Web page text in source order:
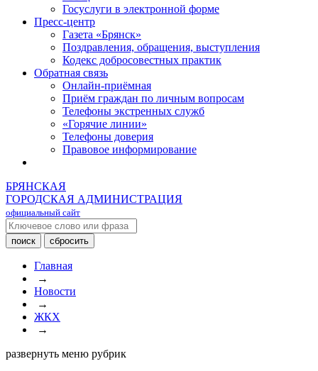
Госуслуги в электронной форме
Пресс-центр
Газета «Брянск»
Поздравления, обращения, выступления
Кодекс добросовестных практик
Обратная связь
Онлайн-приёмная
Приём граждан по личным вопросам
Телефоны экстренных служб
«Горячие линии»
Телефоны доверия
Правовое информирование
БРЯНСКАЯ
ГОРОДСКАЯ АДМИНИСТРАЦИЯ
официальный сайт
Главная
→
Новости
→
ЖКХ
→
развернуть меню рубрик